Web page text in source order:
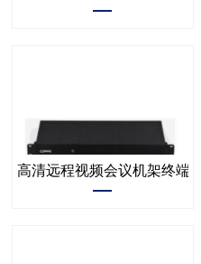
高清远程视频会议机架终端